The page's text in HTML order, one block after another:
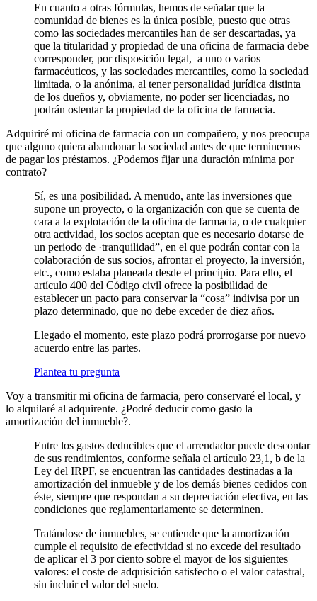
En cuanto a otras fórmulas, hemos de señalar que la
comunidad de bienes es la única posible, puesto que otras
como las sociedades mercantiles han de ser descartadas, ya
que la titularidad y propiedad de una oficina de farmacia debe
corresponder, por disposición legal, a uno o varios
farmacéuticos, y las sociedades mercantiles, como la sociedad
limitada, o la anónima, al tener personalidad jurídica distinta
de los dueños y, obviamente, no poder ser licenciadas, no
podrán ostentar la propiedad de la oficina de farmacia.
Adquiriré mi oficina de farmacia con un compañero, y nos preocupa
que alguno quiera abandonar la sociedad antes de que terminemos
de pagar los préstamos. ¿Podemos fijar una duración mínima por
contrato?
Sí, es una posibilidad. A menudo, ante las inversiones que
supone un proyecto, o la organización con que se cuenta de
cara a la explotación de la oficina de farmacia, o de cualquier
otra actividad, los socios aceptan que es necesario dotarse de
un periodo de ·tranquilidad”, en el que podrán contar con la
colaboración de sus socios, afrontar el proyecto, la inversión,
etc., como estaba planeada desde el principio. Para ello, el
artículo 400 del Código civil ofrece la posibilidad de
establecer un pacto para conservar la “cosa” indivisa por un
plazo determinado, que no debe exceder de diez años.
Llegado el momento, este plazo podrá prorrogarse por nuevo
acuerdo entre las partes.
Plantea tu pregunta
Voy a transmitir mi oficina de farmacia, pero conservaré el local, y
lo alquilaré al adquirente. ¿Podré deducir como gasto la
amortización del inmueble?.
Entre los gastos deducibles que el arrendador puede descontar
de sus rendimientos, conforme señala el artículo 23,1, b de la
Ley del IRPF, se encuentran las cantidades destinadas a la
amortización del inmueble y de los demás bienes cedidos con
éste, siempre que respondan a su depreciación efectiva, en las
condiciones que reglamentariamente se determinen.
Tratándose de inmuebles, se entiende que la amortización
cumple el requisito de efectividad si no excede del resultado
de aplicar el 3 por ciento sobre el mayor de los siguientes
valores: el coste de adquisición satisfecho o el valor catastral,
sin incluir el valor del suelo.